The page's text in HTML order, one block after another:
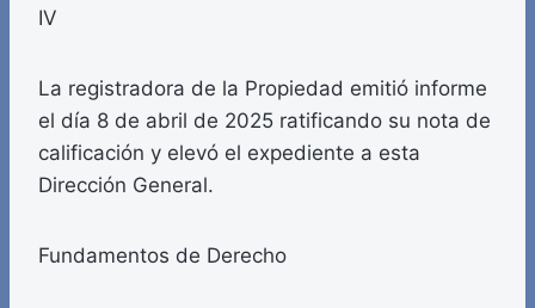
IV
La registradora de la Propiedad emitió informe
el día 8 de abril de 2025 ratificando su nota de
calificación y elevó el expediente a esta
Dirección General.
Fundamentos de Derecho